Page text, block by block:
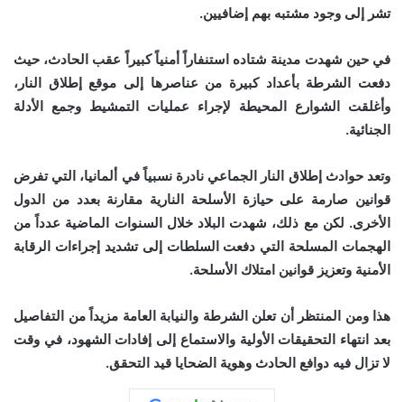
تشر إلى وجود مشتبه بهم إضافيين.
في حين شهدت مدينة شتاده استنفاراً أمنياً كبيراً عقب الحادث، حيث
دفعت الشرطة بأعداد كبيرة من عناصرها إلى موقع إطلاق النار،
وأغلقت الشوارع المحيطة لإجراء عمليات التمشيط وجمع الأدلة
الجنائية.
وتعد حوادث إطلاق النار الجماعي نادرة نسبياً في ألمانيا، التي تفرض
قوانين صارمة على حيازة الأسلحة النارية مقارنة بعدد من الدول
الأخرى. لكن مع ذلك، شهدت البلاد خلال السنوات الماضية عدداً من
الهجمات المسلحة التي دفعت السلطات إلى تشديد إجراءات الرقابة
الأمنية وتعزيز قوانين امتلاك الأسلحة.
هذا ومن المنتظر أن تعلن الشرطة والنيابة العامة مزيداً من التفاصيل
بعد انتهاء التحقيقات الأولية والاستماع إلى إفادات الشهود، في وقت
لا تزال فيه دوافع الحادث وهوية الضحايا قيد التحقق.